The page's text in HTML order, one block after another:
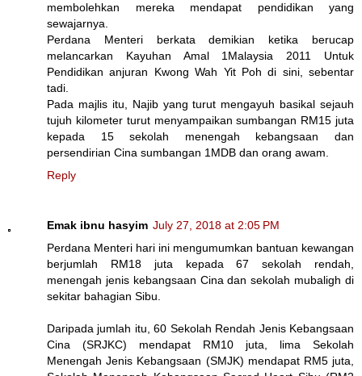
membolehkan mereka mendapat pendidikan yang
sewajarnya.
Perdana Menteri berkata demikian ketika berucap
melancarkan Kayuhan Amal 1Malaysia 2011 Untuk
Pendidikan anjuran Kwong Wah Yit Poh di sini, sebentar
tadi.
Pada majlis itu, Najib yang turut mengayuh basikal sejauh
tujuh kilometer turut menyampaikan sumbangan RM15 juta
kepada 15 sekolah menengah kebangsaan dan
persendirian Cina sumbangan 1MDB dan orang awam.
Reply
Emak ibnu hasyim July 27, 2018 at 2:05 PM
Perdana Menteri hari ini mengumumkan bantuan kewangan
berjumlah RM18 juta kepada 67 sekolah rendah,
menengah jenis kebangsaan Cina dan sekolah mubaligh di
sekitar bahagian Sibu.
Daripada jumlah itu, 60 Sekolah Rendah Jenis Kebangsaan
Cina (SRJKC) mendapat RM10 juta, lima Sekolah
Menengah Jenis Kebangsaan (SMJK) mendapat RM5 juta,